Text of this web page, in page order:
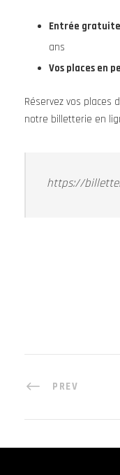
Entrée gratuite
ans
Vos places en
Réservez vos
notre billetterie en
https://
PREV